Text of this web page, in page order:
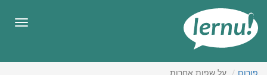
העניינים
פורום על שפות אחרות